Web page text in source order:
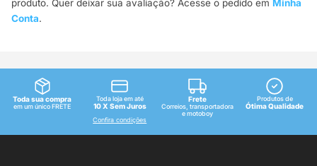
produto. Quer deixar sua avaliação? Acesse o pedido em Minha
Conta.
Toda sua compra
em um único FRETE
Toda loja em até
10 X Sem Juros
Confira condições
Frete
Correios, transportadora
e motoboy
Produtos de
Ótima Qualidade